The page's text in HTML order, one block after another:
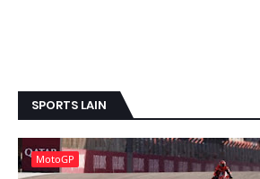
SPORTS LAIN
MotoGP